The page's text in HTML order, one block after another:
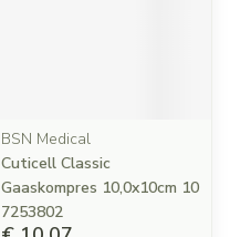
BSN Medical
Cuticell Classic
Gaaskompres 10,0x10cm 10
7253802